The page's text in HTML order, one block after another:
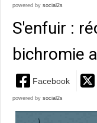
powered by social2s
S'enfuir :
bichromie
Facebook
powered by social2s